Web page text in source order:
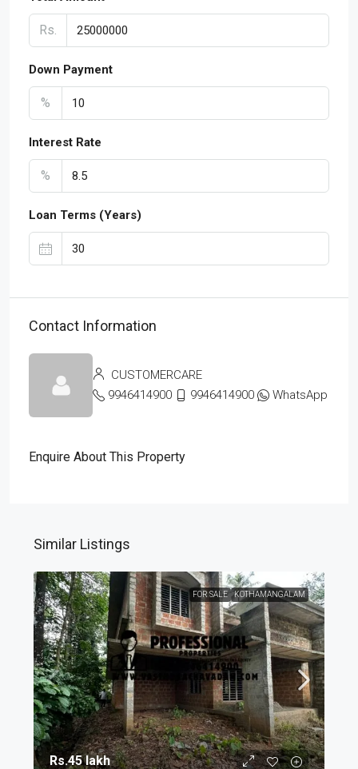
Rs.
Down Payment
%
Interest Rate
%
Loan Terms (Years)
Contact Information
CUSTOMERCARE
9946414900
9946414900 WhatsApp
Enquire About This Property
Similar Listings
FOR SALE KOTHAMANGALAM
Rs.45 lakh